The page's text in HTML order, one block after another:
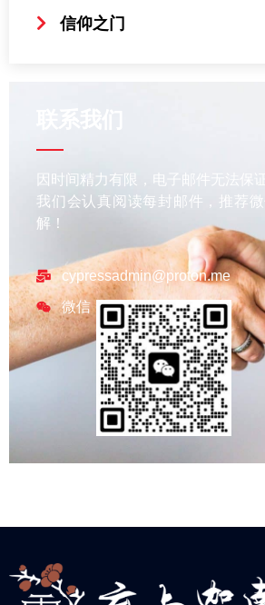
信仰之门
因时间精力有限，电子邮件无法保
我们会认真阅读每封邮件，推荐微
解！
cypressadmin@proton.me
微信